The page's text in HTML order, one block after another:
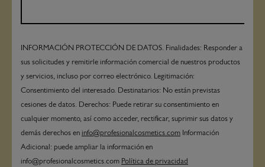
INFORMACIÓN PROTECCIÓN DE DATOS. Finalidades: Responder a
sus solicitudes y remitirle información comercial de nuestros productos
y servicios, incluso por correo electrónico. Legitimación:
Consentimiento del interesado. Destinatarios: No están previstas
cesiones de datos. Derechos: Puede retirar su consentimiento en
cualquier momento, así como acceder, rectificar, suprimir sus datos y
demás derechos en info@profesionalcosmetics.com Información
Adicional: puede ampliar la información en
info@profesionalcosmetics.com Política de privacidad